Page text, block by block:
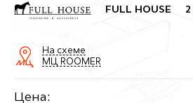
FULL HOUSE
На схеме
МЦ ROOMER
Цена: